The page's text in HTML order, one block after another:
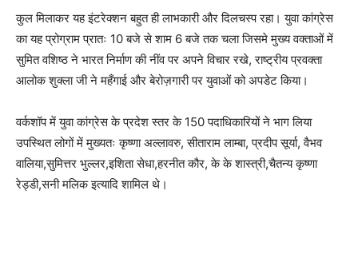
कुल मिलाकर यह इंटरेक्शन बहुत ही लाभकारी और दिलचस्प रहा। युवा कांग्रेस
का यह प्रोग्राम प्रातः 10 बजे से शाम 6 बजे तक चला जिसमे मुख्य वक्ताओं में
सुमित वशिष्ठ ने भारत निर्माण की नींव पर अपने विचार रखे, राष्ट्रीय प्रवक्ता
आलोक शुक्ला जी ने महँगाई और बेरोज़गारी पर युवाओं को अपडेट किया।
वर्कशॉप में युवा कांग्रेस के प्रदेश स्तर के 150 पदाधिकारियों ने भाग लिया
उपस्थित लोगों में मुख्यतः कृष्णा अल्लावरु, सीताराम लाम्बा, प्रदीप सूर्या, वैभव
वालिया,सुमित्तर भुल्लर,इशिता सेधा,हरनीत कौर, के के शास्त्री,चैतन्य कृष्णा
रेड्डी,सनी मलिक इत्यादि शामिल थे।